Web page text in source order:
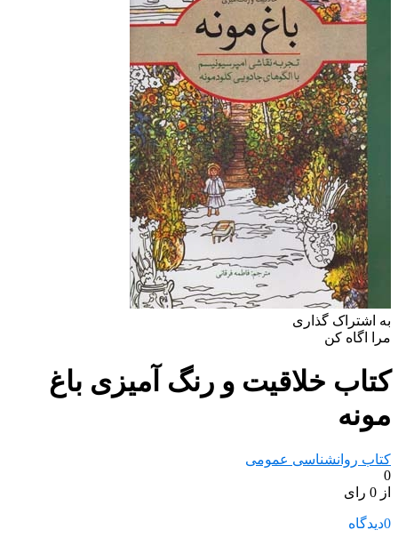
به اشتراک گذاری
مرا اگاه کن
کتاب خلاقیت و رنگ آمیزی باغ
مونه
کتاب روانشناسی عمومی
0
از 0 رای
0دیدگاه